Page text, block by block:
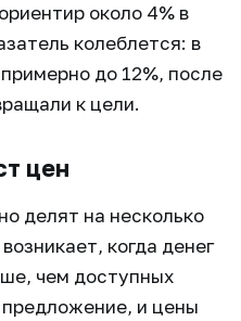
около 4% в
колеблется: в
до 12%, после
к цели.
цен
делят на несколько
когда денег
чем доступных
предложение, и цены